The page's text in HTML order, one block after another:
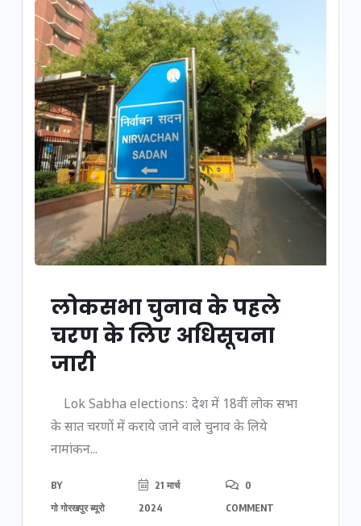
लोकसभा चुनाव के पहले
चरण के लिए अधिसूचना
जारी
Lok Sabha elections: देश में 18वीं लोक सभा
के सात चरणों में कराये जाने वाले चुनाव के लिये
नामांकन...
BY
गो गोरखपुर ब्यूरो
21 मार्च
2024
0
COMMENT